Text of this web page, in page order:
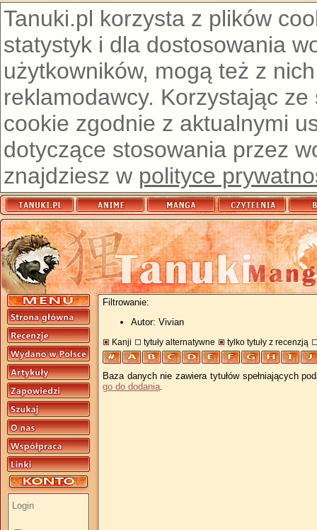
Tanuki.pl korzysta z plików
statystyk i dla dostosowania
użytkowników, mogą też z
reklamodawcy. Korzystając
cookie zgodnie z aktualnymi
dotyczące stosowania przez
znajdziesz w polityce
Filtrowanie:
Autor: Vivian
Kanji tytuły alternatywne tylko tytuły z recenzją
Baza danych nie zawiera tytułów spełniających
go do dodania.